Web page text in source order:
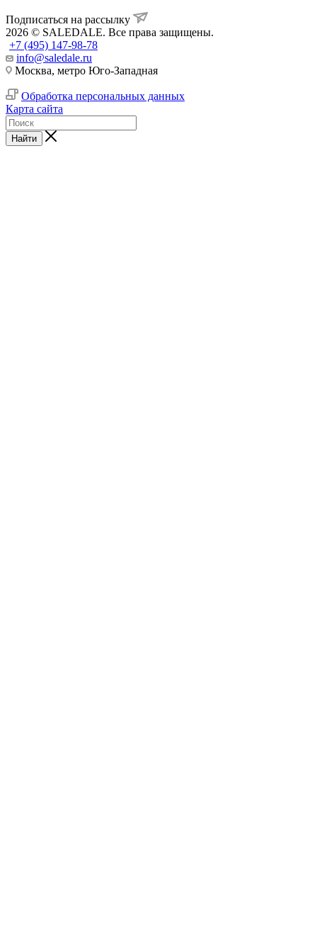
Подписаться на рассылку
2026 © SALEDALE. Все права защищены.
+7 (495) 147-98-78
info@saledale.ru
Москва, метро Юго-Западная
Обработка персональных данных
Карта сайта
Найти